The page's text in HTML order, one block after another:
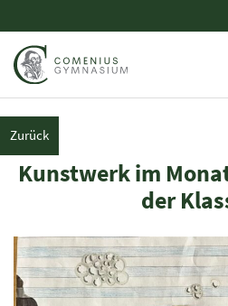
Zurück
Kunstwerk im
der